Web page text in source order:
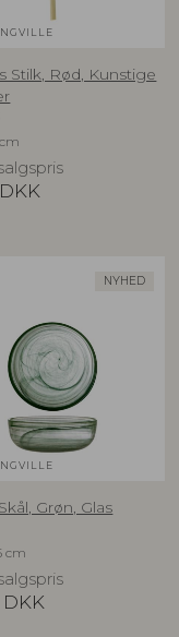
Stilk, Rød, Kunstige
DKK
NYHED
Grøn, Glas
cm
DKK